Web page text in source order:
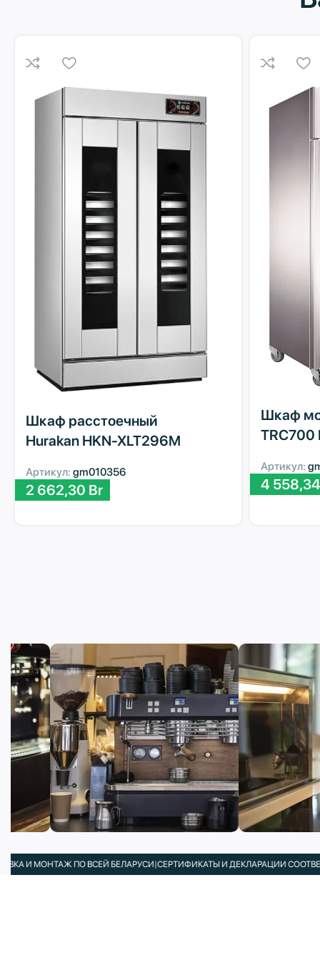
Шкаф расстоечный
Hurakan HKN-XLT296M
Артикул: gm010356
2 662,30 Br
Шкаф
TRC700
Артикул:
4
ПО ВСЕЙ БЕЛАРУСИ|СЕРТИФИКАТЫ И ДЕКЛАРАЦИИ СООТВЕТСТВИЯ